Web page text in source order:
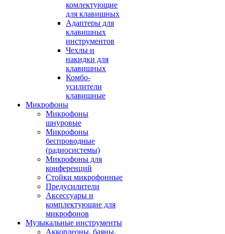
комлектующие
для клавишных
Адаптеры для
клавишных
инструментов
Чехлы и
накидки для
клавишных
Комбо-
усилители
клавишные
Микрофоны
Микрофоны
шнуровые
Микрофоны
беспроводные
(радиосистемы)
Микрофоны для
конференций
Стойки микрофонные
Предусилители
Аксессуары и
комплектующие для
микрофонов
Музыкальные инструменты
Аккордеоны, баяны,